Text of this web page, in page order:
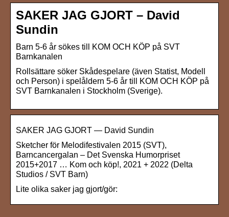
SAKER JAG GJORT – David
Sundin
Barn 5-6 år sökes till KOM OCH KÖP på SVT
Barnkanalen
Rollsättare söker Skådespelare (även Statist, Modell
och Person) i spelåldern 5-6 år till KOM OCH KÖP på
SVT Barnkanalen i Stockholm (Sverige).
SAKER JAG GJORT — David Sundin
Sketcher för Melodifestivalen 2015 (SVT),
Barncancergalan – Det Svenska Humorpriset
2015+2017 … Kom och köp!, 2021 + 2022 (Delta
Studios / SVT Barn)
Lite olika saker jag gjort/gör: